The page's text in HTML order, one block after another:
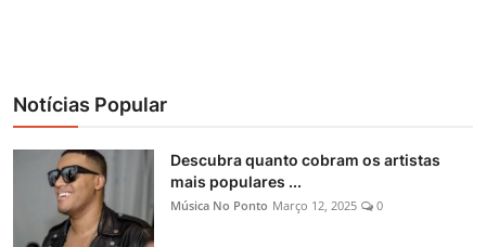
Notícias Popular
Descubra quanto cobram os artistas
mais populares ...
Música No Ponto Março 12, 2025 0